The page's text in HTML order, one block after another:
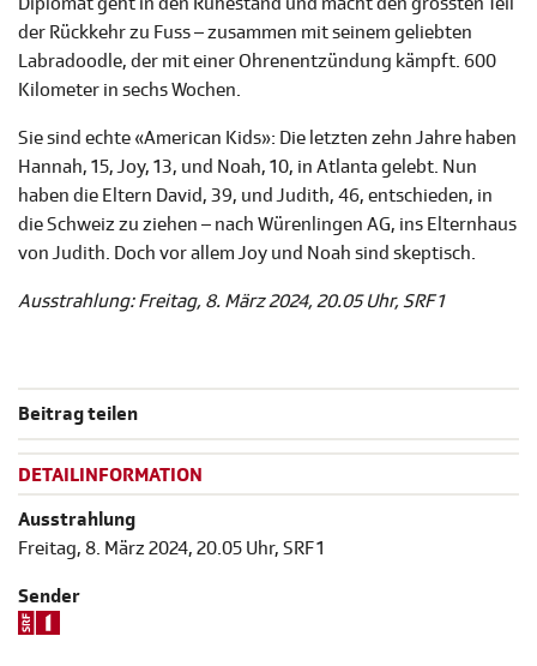
der Rückkehr zu Fuss – zusammen mit seinem geliebten
Labradoodle, der mit einer Ohrenentzündung kämpft. 600
Kilometer in sechs Wochen.
Sie sind echte «American Kids»: Die letzten zehn Jahre haben
Hannah, 15, Joy, 13, und Noah, 10, in Atlanta gelebt. Nun
haben die Eltern David, 39, und Judith, 46, entschieden, in
die Schweiz zu ziehen – nach Würenlingen AG, ins Elternhaus
von Judith. Doch vor allem Joy und Noah sind skeptisch.
Ausstrahlung: Freitag, 8. März 2024, 20.05 Uhr, SRF 1
Beitrag teilen
DETAILINFORMATION
Ausstrahlung
Freitag, 8. März 2024, 20.05 Uhr, SRF 1
Sender